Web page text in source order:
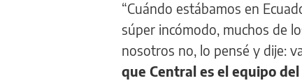
“Cuándo estábamos en
súper incómodo, muchos de
nosotros no, lo pensé y dije:
que Central es el equipo